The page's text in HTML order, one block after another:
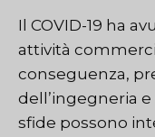
Il COVID-19 ha
attività
conseguenza,
dell’ingegneria
sfide possono